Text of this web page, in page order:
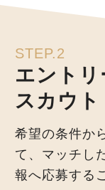
STEP.2
エントリ
スカウト
希望の条件か
て、マッチし
報へ応募する